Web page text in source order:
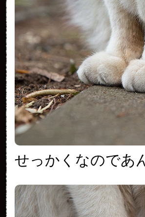
せっかくなのであ